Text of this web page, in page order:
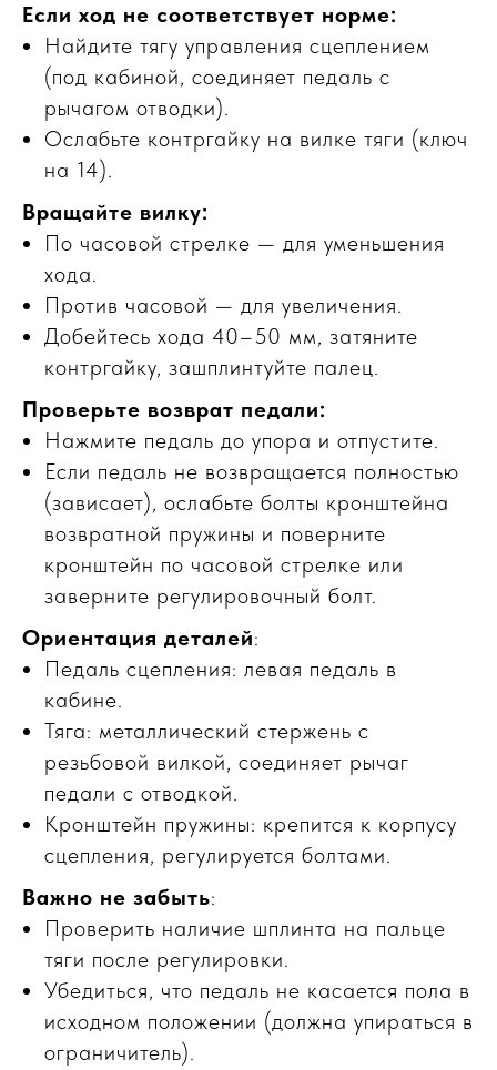
Если ход не соответствует норме:
Найдите тягу управления сцеплением
(под кабиной, соединяет педаль с
рычагом отводки).
Ослабьте контргайку на вилке тяги (ключ
на 14).
Вращайте вилку:
По часовой стрелке — для уменьшения
хода.
Против часовой — для увеличения.
Добейтесь хода 40–50 мм, затяните
контргайку, зашплинтуйте палец.
Проверьте возврат педали:
Нажмите педаль до упора и отпустите.
Если педаль не возвращается полностью
(зависает), ослабьте болты кронштейна
возвратной пружины и поверните
кронштейн по часовой стрелке или
заверните регулировочный болт.
Ориентация деталей:
Педаль сцепления: левая педаль в
кабине.
Тяга: металлический стержень с
резьбовой вилкой, соединяет рычаг
педали с отводкой.
Кронштейн пружины: крепится к корпусу
сцепления, регулируется болтами.
Важно не забыть:
Проверить наличие шплинта на пальце
тяги после регулировки.
Убедиться, что педаль не касается пола в
исходном положении (должна упираться в
ограничитель).
?